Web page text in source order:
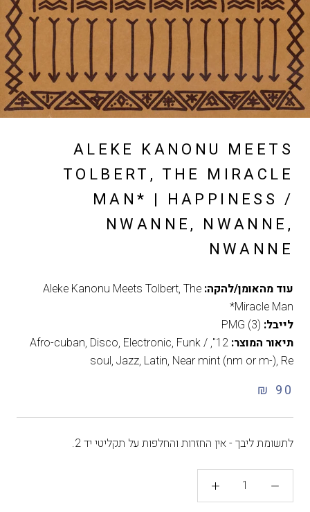
ALEKE KANONU MEETS
TOLBERT, THE MIRACLE
MAN* | HAPPINESS /
NWANNE, NWANNE,
NWANNE
עוד מהאומן/להקה: Aleke Kanonu Meets Tolbert, The
Miracle Man*
לייבל: PMG (3)
תיאור המוצר: 12"
,
Afro-cuban, Disco, Electronic, Funk /
soul, Jazz, Latin, Near mint (nm or m-), Re
90 ₪
לתשומת ליבך - אין החזרות והחלפות על תקליטי יד 2.